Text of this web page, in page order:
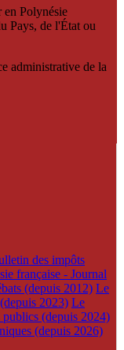
en Polynésie
Pays, de l'État ou
administrative de la
des impôts
française - Journal
(depuis 2012) Le
2023) Le
(depuis 2024)
(depuis 2026)